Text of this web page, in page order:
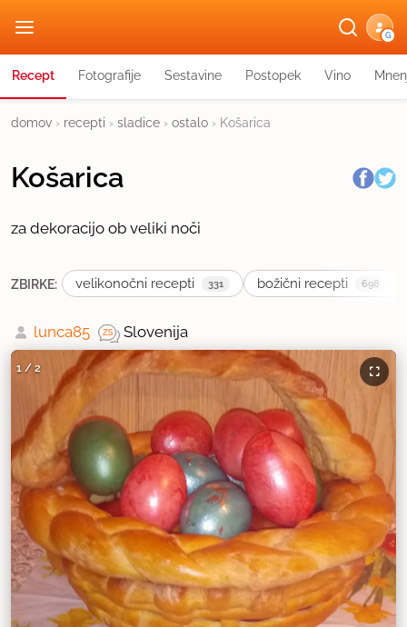
G
Recept Fotografije Sestavine Postopek Vino
domov › recepti › sladice › ostalo › Košarica
Košarica
za dekoracijo ob veliki noči
ZBIRKE: velikonočni recepti 331 božični recepti 698
lunca85 Slovenija
1 / 2